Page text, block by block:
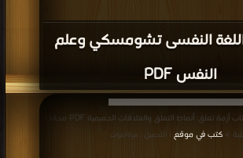
النفسى تشومسكي وعلم
النفس PDF
قراءة و تحميل كتاب كتاب أزمة تعلق: أنماط التعلق والعلاقات الحميمية PDF مجانا |
> كتب في موقع | التحميل : مرة/مرات